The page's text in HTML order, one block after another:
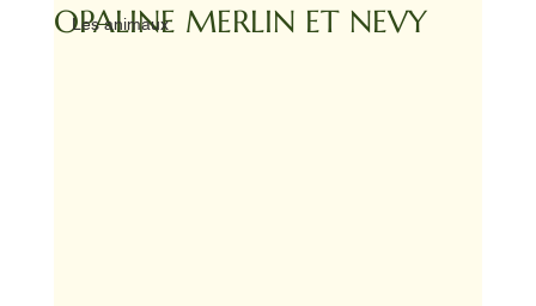
Les animaux
OPALINE MERLIN ET NEVY